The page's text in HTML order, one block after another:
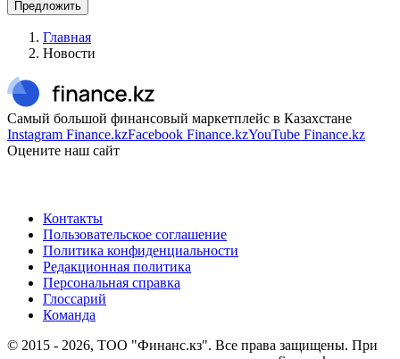
Предложить
Главная
Новости
Самый большой финансовый маркетплейс в Казахстане
Instagram Finance.kzFacebook Finance.kzYouTube Finance.kz
Оцените наш сайт
Контакты
Пользовательское соглашение
Политика конфиденциальности
Редакционная политика
Персональная справка
Глоссарий
Команда
© 2015 - 2026, ТОО "Финанс.кз". Все права защищены. При